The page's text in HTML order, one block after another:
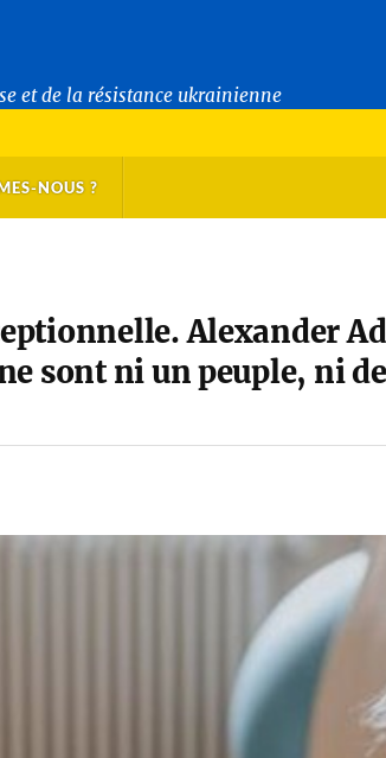
et de la résistance ukrainienne
NOUS ?
Alexander
sont ni un peuple, ni